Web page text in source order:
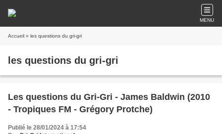
MENU
Accueil » les questions du gri-gri
les questions du gri-gri
Les questions du Gri-Gri - James Baldwin (2010
- Tropiques FM - Grégory Protche)
Publié le 28/01/2024 à 17:54